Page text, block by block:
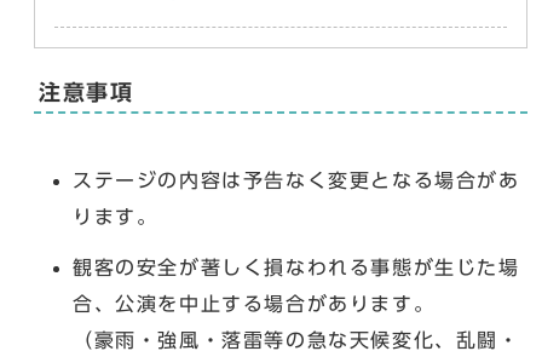
注意事項
ステージの内容は予告なく変更となる場合があ
ります。
観客の安全が著しく損なわれる事態が生じた場
合、公演を中止する場合があります。
（豪雨・強風・落雷等の急な天候変化、乱闘・